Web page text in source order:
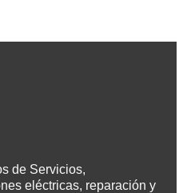
de Servicios,
eléctricas, reparación y